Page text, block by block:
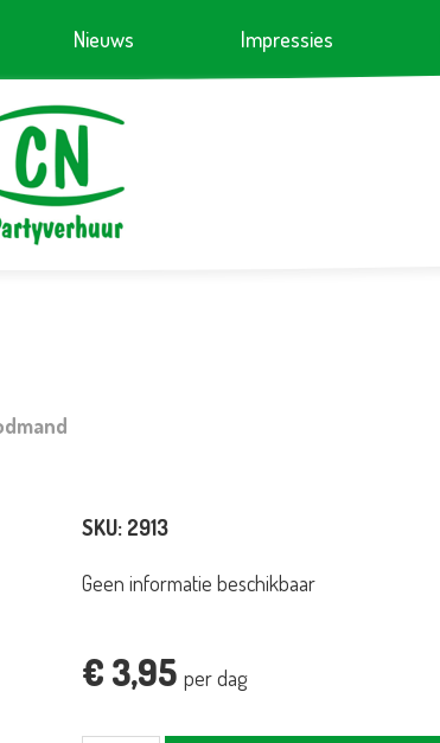
Nieuws Impressies
SKU: 2913
Geen informatie beschikbaar
€ 3,95 per dag